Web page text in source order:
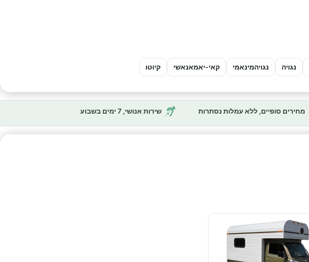
נגויה נגויהמינאמי קאי-יאמאנאשי קיוטו
מחירים סופיים, ללא עמלות נסתרות שירות אנושי, 7 ימים בשבוע